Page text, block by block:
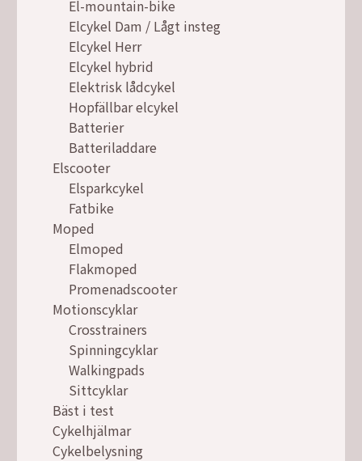
El-mountain-bike
Elcykel Dam / Lågt insteg
Elcykel Herr
Elcykel hybrid
Elektrisk lådcykel
Hopfällbar elcykel
Batterier
Batteriladdare
Elscooter
Elsparkcykel
Fatbike
Moped
Elmoped
Flakmoped
Promenadscooter
Motionscyklar
Crosstrainers
Spinningcyklar
Walkingpads
Sittcyklar
Bäst i test
Cykelhjälmar
Cykelbelysning